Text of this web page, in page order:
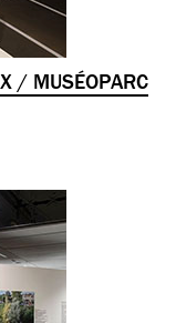
/ MUSÉOPARC